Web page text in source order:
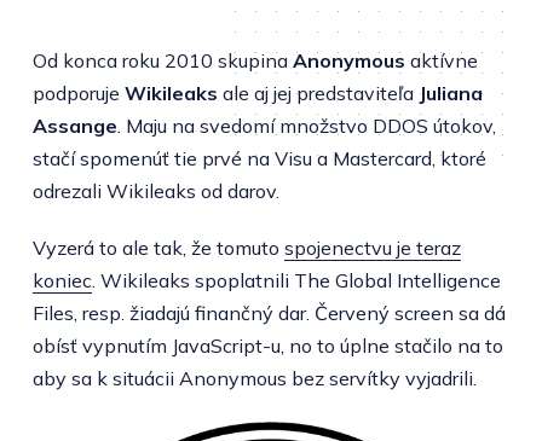
Od konca roku 2010 skupina Anonymous aktívne
podporuje Wikileaks ale aj jej predstaviteľa Juliana
Assange. Maju na svedomí množstvo DDOS útokov,
stačí spomenúť tie prvé na Visu a Mastercard, ktoré
odrezali Wikileaks od darov.
Vyzerá to ale tak, že tomuto spojenectvu je teraz
koniec. Wikileaks spoplatnili The Global Intelligence
Files, resp. žiadajú finančný dar. Červený screen sa dá
obísť vypnutím JavaScript-u, no to úplne stačilo na to
aby sa k situácii Anonymous bez servítky vyjadrili.